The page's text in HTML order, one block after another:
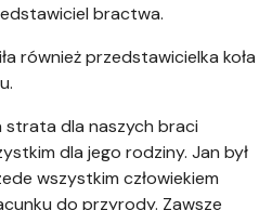
bractwa.
również przedstawicielka koła
dla naszych braci
dla jego rodziny. Jan był
wszystkim człowiekiem
do przyrody. Zawsze